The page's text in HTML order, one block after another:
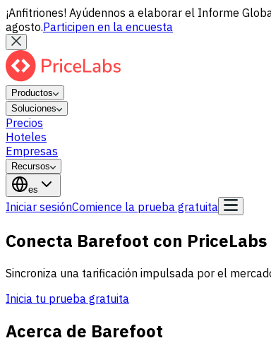
¡Anfitriones! Ayúdennos a elaborar el Informe
agosto.Participen en la encuesta
Productos
Soluciones
Precios
Hoteles
Empresas
Recursos
es
Iniciar sesiónComience la prueba gratuita
Conecta Barefoot con
Sincroniza una tarificación impulsada por el
Inicia tu prueba gratuita
Acerca de Barefoot